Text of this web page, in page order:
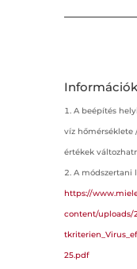
A beépítés
víz hőmérséklete
értékek
A módszertani
https://
content/uploads/
25.pdf